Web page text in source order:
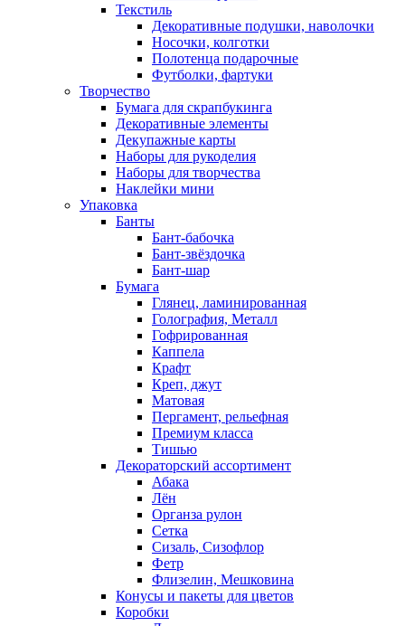
Текстиль
Декоративные подушки, наволочки
Носочки, колготки
Полотенца подарочные
Футболки, фартуки
Творчество
Бумага для скрапбукинга
Декоративные элементы
Декупажные карты
Наборы для рукоделия
Наборы для творчества
Наклейки мини
Упаковка
Банты
Бант-бабочка
Бант-звёздочка
Бант-шар
Бумага
Глянец, ламинированная
Голография, Металл
Гофрированная
Каппела
Крафт
Креп, джут
Матовая
Пергамент, рельефная
Премиум класса
Тишью
Декораторский ассортимент
Абака
Лён
Органза рулон
Сетка
Сизаль, Сизофлор
Фетр
Флизелин, Мешковина
Конусы и пакеты для цветов
Коробки